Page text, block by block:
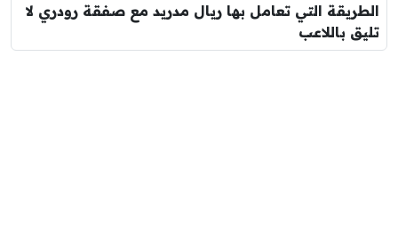
الطريقة التي تعامل بها ريال مدريد مع صفقة رودري لا
تليق باللاعب